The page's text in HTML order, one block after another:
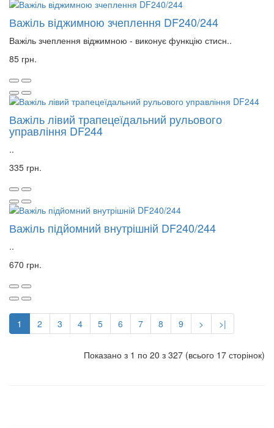
Важіль віджимною зчеплення DF240/244
Важіль зчеплення віджимною - виконує функцію стисн..
85 грн.
Важіль лівий трапецеїдальний рульового
управління DF244
..
335 грн.
Важіль підйомний внутрішній DF240/244
..
670 грн.
1 2 3 4 5 6 7 8 9 > >|
Показано з 1 по 20 з 327 (всього 17 сторінок)